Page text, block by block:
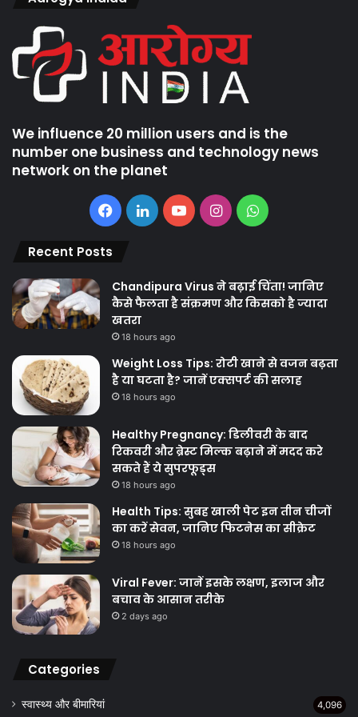
We influence 20 million users and is the
number one business and technology news
network on the planet
Facebook
LinkedInYouTubeInstagramWhatsApp
Recent Posts
Chandipura Virus ने बढ़ाई चिंता! जानिए
कैसे फैलता है संक्रमण और किसको है ज्यादा
खतरा
18 hours ago
Weight Loss Tips: रोटी खाने से वजन बढ़ता
है या घटता है? जानें एक्सपर्ट की सलाह
18 hours ago
Healthy Pregnancy: डिलीवरी के बाद
रिकवरी और ब्रेस्ट मिल्क बढ़ाने में मदद करे
सकते हैं ये सुपरफूड्स
18 hours ago
Health Tips: सुबह खाली पेट इन तीन चीजों
का करें सेवन, जानिए फिटनेस का सीक्रेट
18 hours ago
Viral Fever: जानें इसके लक्षण, इलाज और
बचाव के आसान तरीके
2 days ago
Categories
स्वास्थ्य और बीमारियां 4,096